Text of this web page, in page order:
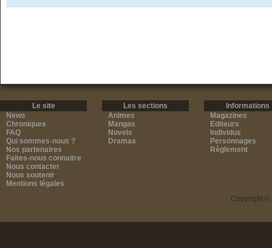
Le site
News
Chroniques
FAQ
Qui sommes-nous ?
Nos partenaires
Faites-nous connaitre
Nous contacter
Nous soutenir
Mentions légales
Les sections
Animes
Mangas
Novels
Dramas
Informations
Magazines
Editeurs
Individus
Personnages
Règlement
Copyright ©